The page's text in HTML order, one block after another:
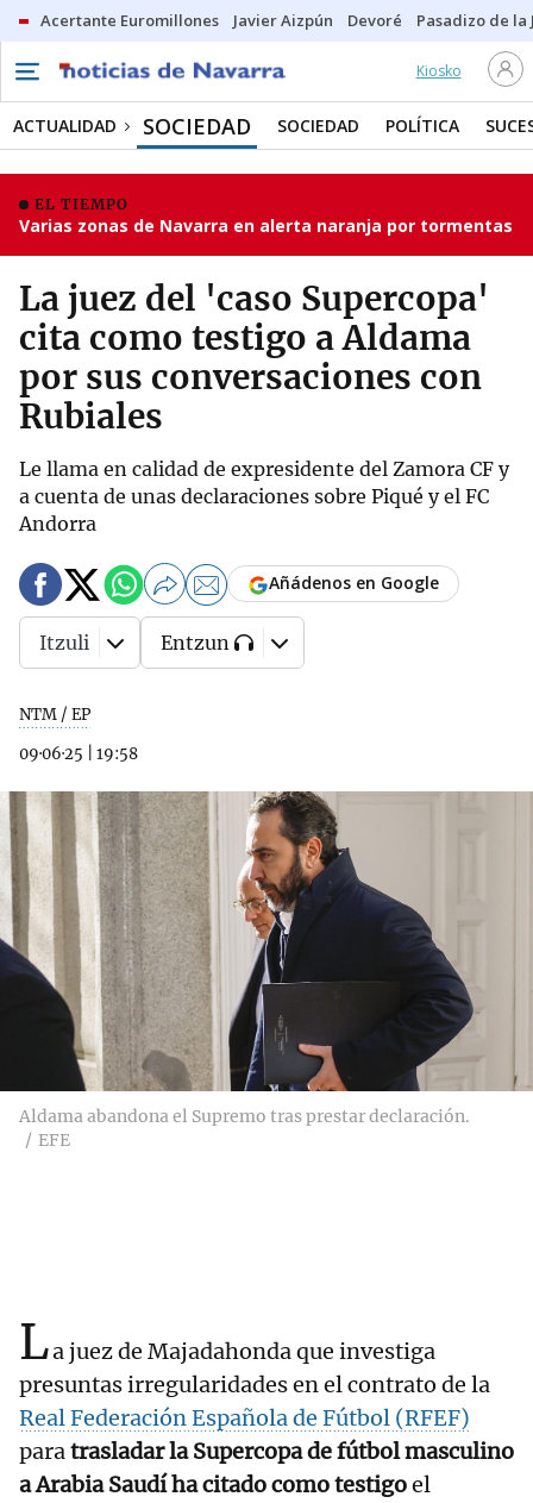
Acertante Euromillones Javier Aizpún Devoré Pasadizo de la
Kiosko
ACTUALIDAD SOCIEDAD SOCIEDAD POLÍTICA
EL TIEMPO
Varias zonas de Navarra en alerta naranja por tormentas
La juez del 'caso Supercopa'
cita como testigo a Aldama
por sus conversaciones con
Rubiales
Le llama en calidad de expresidente del Zamora CF y
a cuenta de unas declaraciones sobre Piqué y el FC
Andorra
NTM / EP
09·06·25
19:58
Añádenos en Google
Itzuli Entzun
Aldama abandona el Supremo tras prestar declaración.
EFE
La juez de Majadahonda que investiga
presuntas irregularidades en el contrato de la
Real Federación Española de Fútbol (RFEF)
paratrasladar la Supercopa de fútbol masculino
a Arabia Saudí ha citado como testigoel